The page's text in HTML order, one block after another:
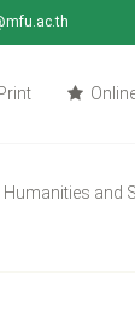
Print
Humanities and